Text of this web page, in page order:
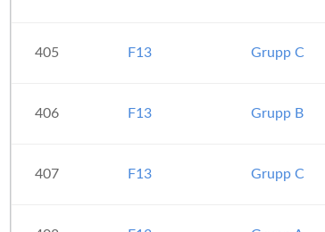
405 F13 Grupp C
406 F13 Grupp B
407 F13 Grupp C